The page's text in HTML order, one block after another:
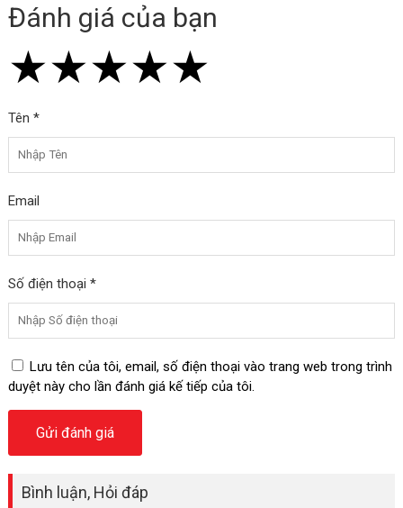
Đánh giá của bạn
★
★★
★★★
★★★★
★★★★★
Tên *
Email
Số điện thoại *
Lưu tên của tôi, email, số điện thoại vào trang web trong trình
duyệt này cho lần đánh giá kế tiếp của tôi.
Bình luận, Hỏi đáp